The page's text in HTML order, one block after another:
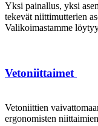
Yksi painallus, yksi
tekevät niittimutterien
Valikoimastamme
Vetoniittaimet
Vetoniittien
ergonomisten